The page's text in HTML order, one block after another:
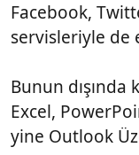
Facebook,
servisleriyle de
Bunun dışında
Excel,
yine Outlook